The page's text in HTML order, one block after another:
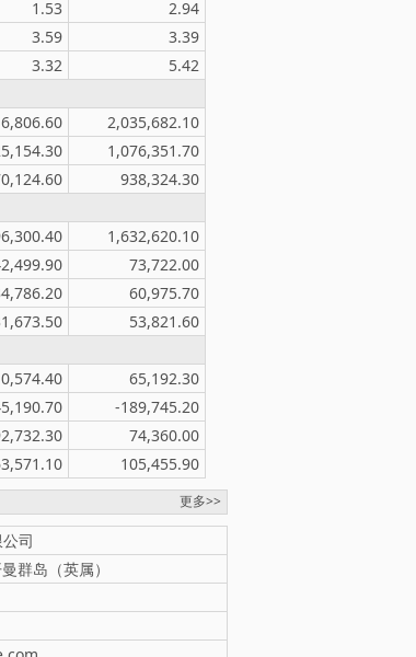
1.53
2.94
3.59
3.39
3.32
5.42
2,035,682.10
1,076,351.70
938,324.30
1,632,620.10
73,722.00
60,975.70
53,821.60
65,192.30
-189,745.20
74,360.00
105,455.90
更多>>
司
群岛（英属）